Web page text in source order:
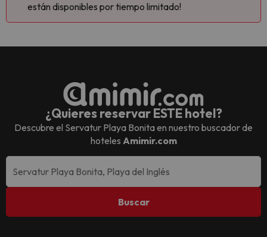
están disponibles por tiempo limitado!
¿Quieres reservar ESTE hotel?
Descubre el Servatur Playa Bonitaen nuestro buscador de
hoteles Amimir.com
Buscar